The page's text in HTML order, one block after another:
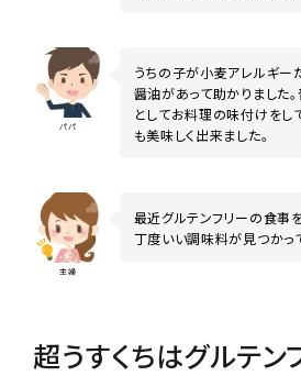
パパ
うちの子が小麦アレルギー
醤油があって助かりました
としてお料理の味付けをし
も美味しく出来ました。
主婦
最近グルテンフリーの食事
丁度いい調味料が見つかっ
超うすくちはグルテ